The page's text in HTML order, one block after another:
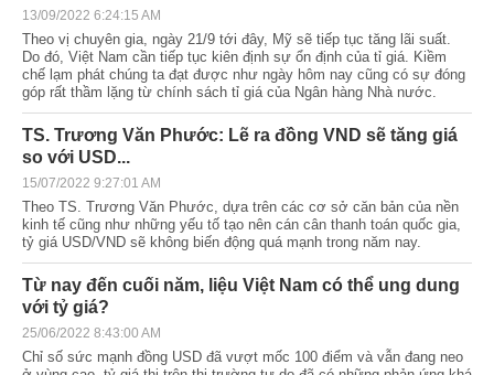
13/09/2022 6:24:15 AM
Theo vị chuyên gia, ngày 21/9 tới đây, Mỹ sẽ tiếp tục tăng lãi suất.
Do đó, Việt Nam cần tiếp tục kiên định sự ổn định của tỉ giá. Kiềm
chế lạm phát chúng ta đạt được như ngày hôm nay cũng có sự đóng
góp rất thầm lặng từ chính sách tỉ giá của Ngân hàng Nhà nước.
TS. Trương Văn Phước: Lẽ ra đồng VND sẽ tăng giá
so với USD...
15/07/2022 9:27:01 AM
Theo TS. Trương Văn Phước, dựa trên các cơ sở căn bản của nền
kinh tế cũng như những yếu tố tạo nên cán cân thanh toán quốc gia,
tỷ giá USD/VND sẽ không biến động quá mạnh trong năm nay.
Từ nay đến cuối năm, liệu Việt Nam có thể ung dung
với tỷ giá?
25/06/2022 8:43:00 AM
Chỉ số sức mạnh đồng USD đã vượt mốc 100 điểm và vẫn đang neo